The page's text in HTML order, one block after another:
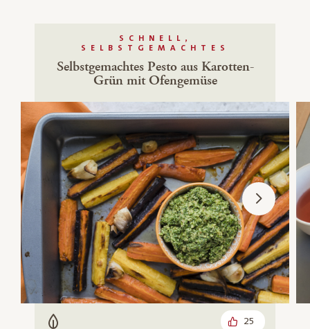
SCHNELL,
SELBSTGEMACHTES
Selbstgemachtes Pesto aus Karotten-
Grün mit Ofengemüse
25